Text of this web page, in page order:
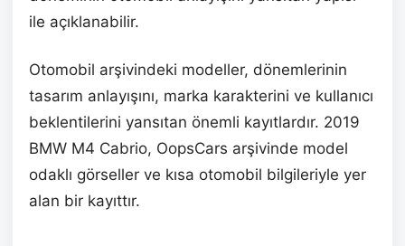
ile açıklanabilir.
Otomobil arşivindeki modeller, dönemlerinin
tasarım anlayışını, marka karakterini ve kullanıcı
beklentilerini yansıtan önemli kayıtlardır. 2019
BMW M4 Cabrio, OopsCars arşivinde model
odaklı görseller ve kısa otomobil bilgileriyle yer
alan bir kayıttır.